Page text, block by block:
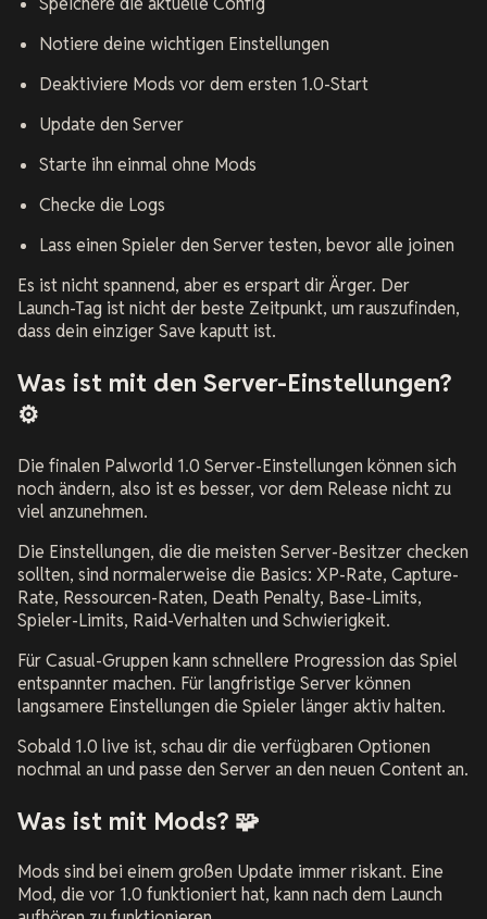
Notiere deine wichtigen Einstellungen
Deaktiviere Mods vor dem ersten 1.0-Start
Update den Server
Starte ihn einmal ohne Mods
Checke die Logs
Lass einen Spieler den Server testen, bevor alle joinen
Es ist nicht spannend, aber es erspart dir Ärger. Der
Launch-Tag ist nicht der beste Zeitpunkt, um rauszufinden,
dass dein einziger Save kaputt ist.
Was ist mit den Server-Einstellungen?
⚙️
Die finalen Palworld 1.0 Server-Einstellungen können sich
noch ändern, also ist es besser, vor dem Release nicht zu
viel anzunehmen.
Die Einstellungen, die die meisten Server-Besitzer checken
sollten, sind normalerweise die Basics: XP-Rate, Capture-
Rate, Ressourcen-Raten, Death Penalty, Base-Limits,
Spieler-Limits, Raid-Verhalten und Schwierigkeit.
Für Casual-Gruppen kann schnellere Progression das Spiel
entspannter machen. Für langfristige Server können
langsamere Einstellungen die Spieler länger aktiv halten.
Sobald 1.0 live ist, schau dir die verfügbaren Optionen
nochmal an und passe den Server an den neuen Content an.
Was ist mit Mods? 🧩
Mods sind bei einem großen Update immer riskant. Eine
Mod, die vor 1.0 funktioniert hat, kann nach dem Launch